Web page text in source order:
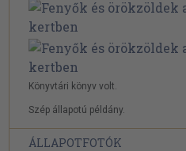
Könyvtári könyv volt.
Szép állapotú példány.
ÁLLAPOTFOTÓK